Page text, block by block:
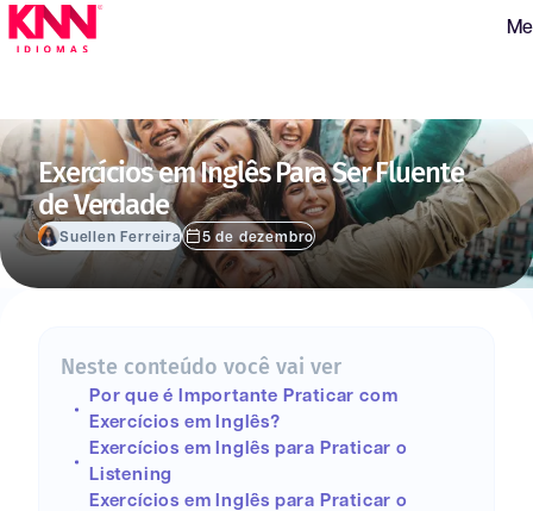
Exercícios em Inglês Para Ser Fluente
de Verdade
Suellen Ferreira 5 de dezembro
Neste conteúdo você vai ver
Por que é Importante Praticar com
Exercícios em Inglês?
Exercícios em Inglês para Praticar o
Listening
Exercícios em Inglês para Praticar o